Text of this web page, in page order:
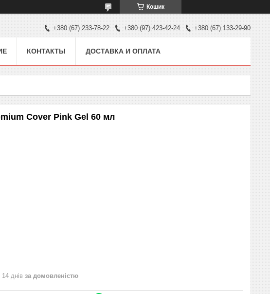
Кошик
+380 (67) 233-78-22 +380 (97) 423-42-24 +380 (67) 133-29-90
КОНТАКТЫ ДОСТАВКА И ОПЛАТА
Cover Pink Gel 60 мл
днів за домовленістю